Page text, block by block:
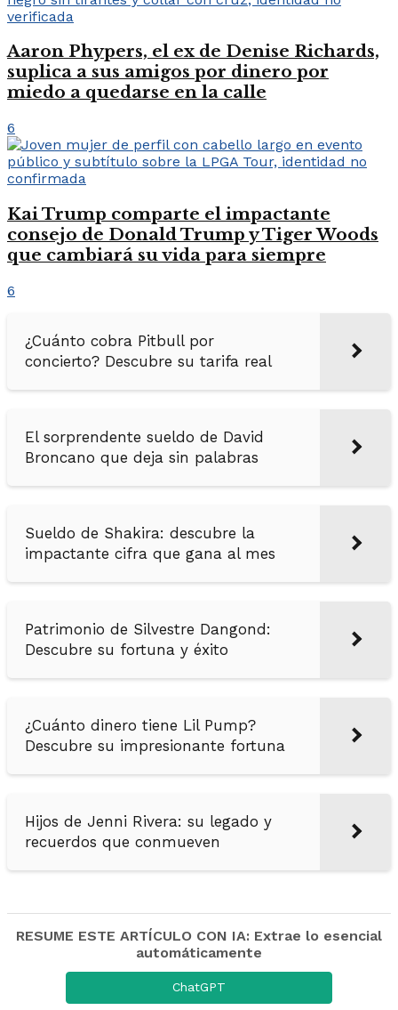
Aaron Phypers, el ex de Denise Richards,
suplica a sus amigos por dinero por
miedo a quedarse en la calle
6
Kai Trump comparte el impactante
consejo de Donald Trump y Tiger Woods
que cambiará su vida para siempre
6
¿Cuánto cobra Pitbull por
concierto? Descubre su tarifa real
El sorprendente sueldo de David
Broncano que deja sin palabras
Sueldo de Shakira: descubre la
impactante cifra que gana al mes
Patrimonio de Silvestre Dangond:
Descubre su fortuna y éxito
¿Cuánto dinero tiene Lil Pump?
Descubre su impresionante fortuna
Hijos de Jenni Rivera: su legado y
recuerdos que conmueven
RESUME ESTE ARTÍCULO CON IA: Extrae lo esencial
automáticamente
ChatGPT